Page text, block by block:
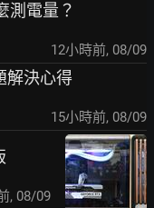
測電量？
12小時前, 08/09
解決心得
15小時前, 08/09
, 08/09